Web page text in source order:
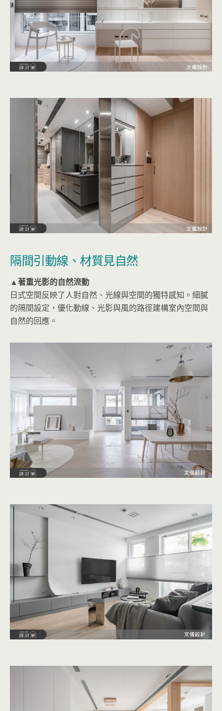
隔間引動線、材質見自然
▲著重光影的自然流動
日式空間反映了人對自然、光線與空間的獨特感知。細膩
的隔間設定，優化動線、光影與風的路徑建構室內空間與
自然的回應。